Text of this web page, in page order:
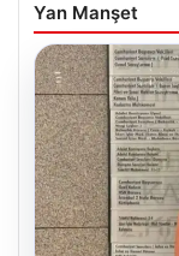
Yan Manşet